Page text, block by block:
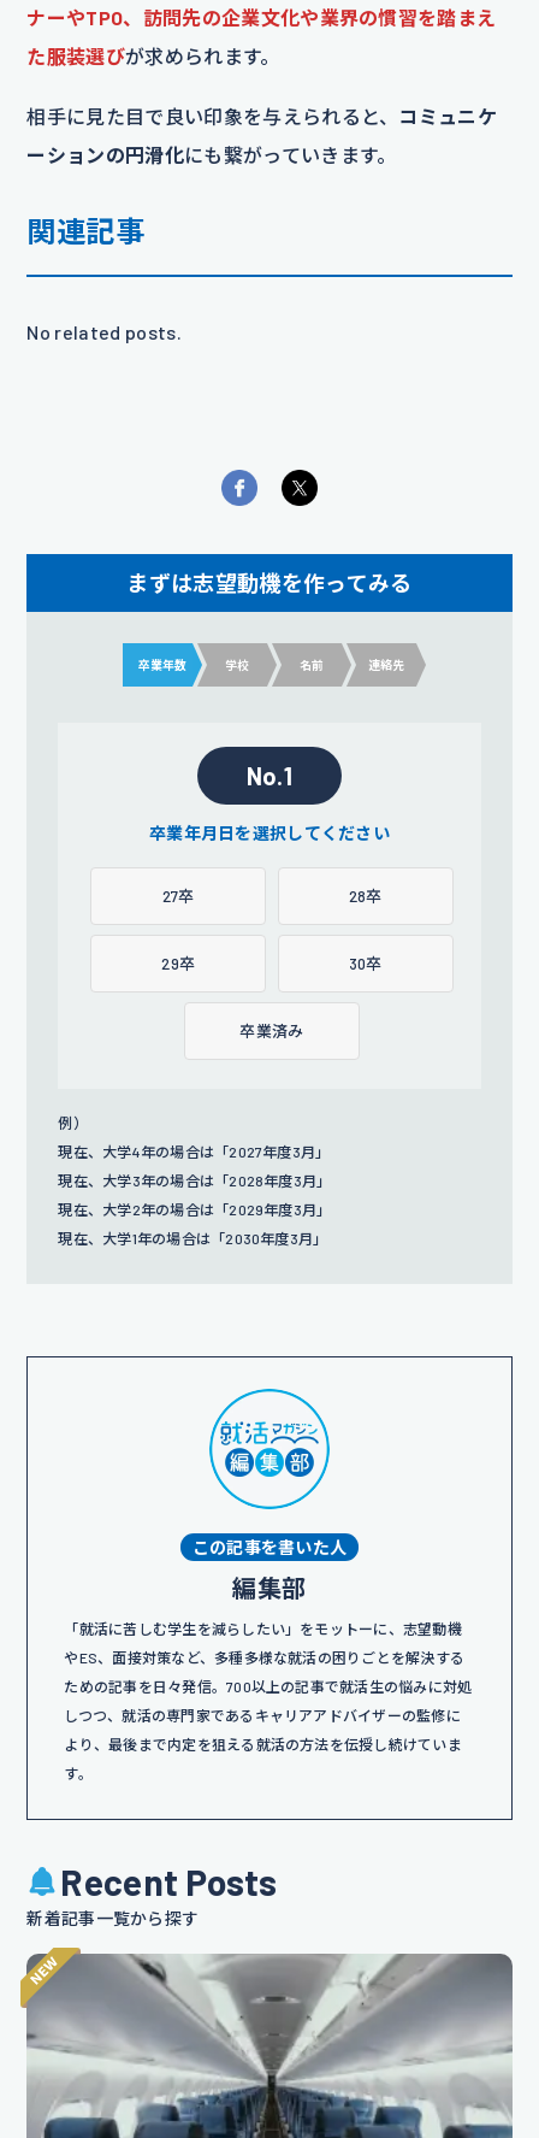
ナーやTPO、訪問先の企業文化や業界の慣習を踏まえ
た服装選びが求められます。
相手に見た目で良い印象を与えられると、 コミュニケ
ーションの円滑化にも繋がっていきます。
関連記事
No related posts.
まずは志望動機を作ってみる
卒業年数 学校 名前 連絡先
No.1
卒業年月日を選択してください
27卒 28卒
29卒 30卒
卒業済み
例）
現在、大学4年の場合は「2027年度3月」
現在、大学3年の場合は「2028年度3月」
現在、大学2年の場合は「2029年度3月」
現在、大学1年の場合は「2030年度3月」
この記事を書いた人
編集部
「就活に苦しむ学生を減らしたい」をモットーに、志望動機
やES、面接対策など、多種多様な就活の困りごとを解決する
ための記事を日々発信。700以上の記事で就活生の悩みに対処
しつつ、就活の専門家であるキャリアアドバイザーの監修に
より、最後まで内定を狙える就活の方法を伝授し続けていま
す。
Recent Posts
新着記事一覧から探す